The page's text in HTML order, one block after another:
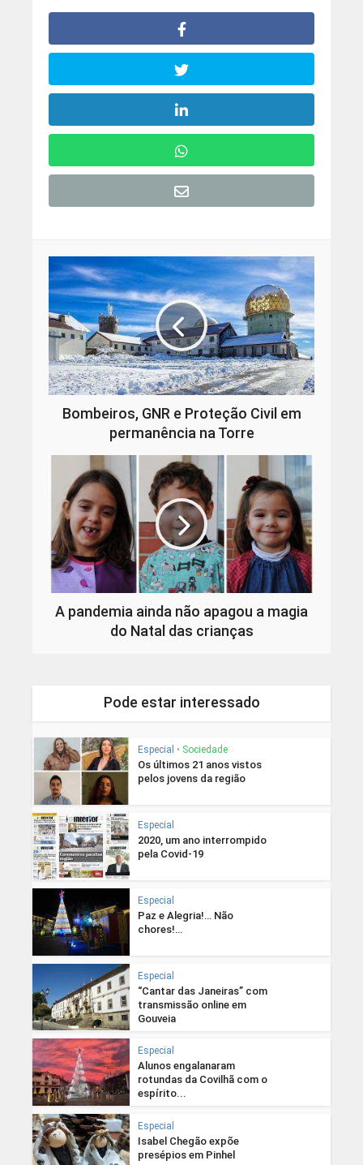
Bombeiros, GNR e Proteção Civil em
permanência na Torre
A pandemia ainda não apagou a magia
do Natal das crianças
Pode estar interessado
Especial • Sociedade
Os últimos 21 anos vistos
pelos jovens da região
Especial
2020, um ano interrompido
pela Covid-19
Especial
Paz e Alegria!… Não
chores!…
Especial
“Cantar das Janeiras” com
transmissão online em
Gouveia
Especial
Alunos engalanaram
rotundas da Covilhã com o
espírito...
Especial
Isabel Chegão expõe
presépios em Pinhel